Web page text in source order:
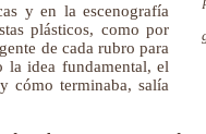
y en la escenografía
plásticos, como por
de cada rubro para
la idea fundamental, el
cómo terminaba, salía